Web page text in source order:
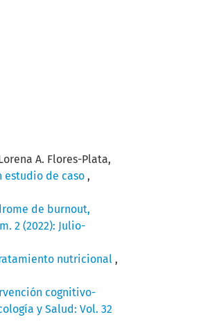
A. Flores-Plata,
estudio de caso ,
de burnout,
2 (2022): Julio-
nutricional ,
cognitivo-
y Salud: Vol. 32